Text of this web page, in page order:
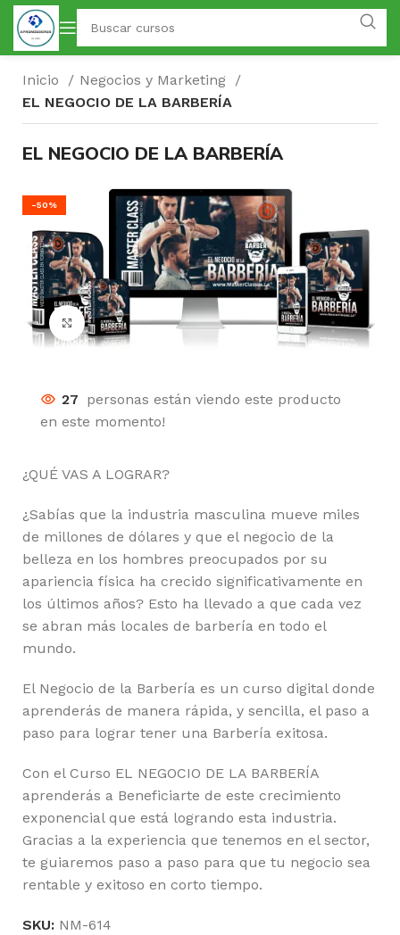
Inicio
Negocios y Marketing
EL NEGOCIO DE LA BARBERÍA
EL NEGOCIO DE LA BARBERÍA
-50%
Click para agrandar
22 personas están viendo este producto
en este momento!
¿QUÉ VAS A LOGRAR?
¿Sabías que la industria masculina mueve miles
de millones de dólares y que el negocio de la
belleza en los hombres preocupados por su
apariencia física ha crecido significativamente en
los últimos años? Esto ha llevado a que cada vez
se abran más locales de barbería en todo el
mundo.
El Negocio de la Barbería es un curso digital donde
aprenderás de manera rápida, y sencilla, el paso a
paso para lograr tener una Barbería exitosa.
Con el Curso EL NEGOCIO DE LA BARBERÍA
aprenderás a Beneficiarte de este crecimiento
exponencial que está logrando esta industria.
Gracias a la experiencia que tenemos en el sector,
te guiaremos paso a paso para que tu negocio sea
rentable y exitoso en corto tiempo.
SKU: NM-614